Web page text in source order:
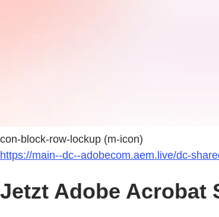
con-block-row-lockup (m-icon)
https://main--dc--adobecom.aem.live/dc-
Jetzt Adobe Acrobat